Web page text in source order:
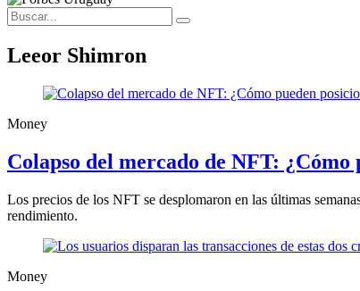
Leeor Shimron
Money
Colapso del mercado de NFT:
Los precios de los NFT se desplomaron en las últimas
rendimiento.
Money